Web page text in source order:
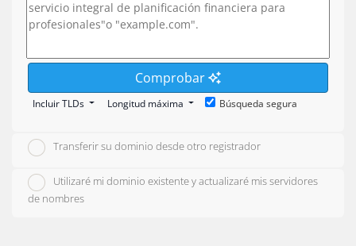
Comprobar
Incluir TLDs Longitud máxima Búsqueda segura
Transferir su dominio desde otro registrador
Utilizaré mi dominio existente y actualizaré mis servidores
de nombres